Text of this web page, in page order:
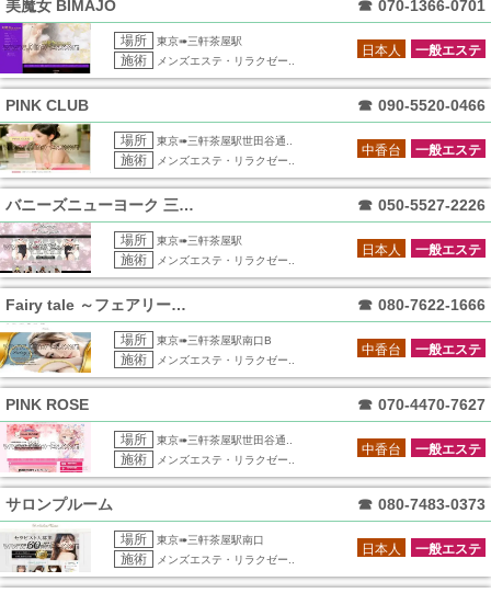
美魔女 BIMAJO ☎ 070-1366-0701
場所 東京➠三軒茶屋駅
施術 メンズエステ・リラクゼー..
一般エステ
日本人
PINK CLUB ☎ 090-5520-0466
場所 東京➠三軒茶屋駅世田谷通..
施術 メンズエステ・リラクゼー..
一般エステ
中香台
バニーズニューヨーク 三軒茶屋ルーム ☎ 050-5527-2226
場所 東京➠三軒茶屋駅
施術 メンズエステ・リラクゼー..
一般エステ
日本人
Fairy tale ～フェアリーテール ☎ 080-7622-1666
場所 東京➠三軒茶屋駅南口B
施術 メンズエステ・リラクゼー..
一般エステ
中香台
PINK ROSE ☎ 070-4470-7627
場所 東京➠三軒茶屋駅世田谷通..
施術 メンズエステ・リラクゼー..
一般エステ
中香台
サロンプルーム ☎ 080-7483-0373
場所 東京➠三軒茶屋駅南口
施術 メンズエステ・リラクゼー..
一般エステ
日本人